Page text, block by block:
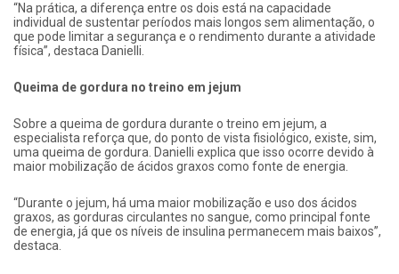
“Na prática, a diferença entre os dois está na capacidade
individual de sustentar períodos mais longos sem alimentação, o
que pode limitar a segurança e o rendimento durante a atividade
física”, destaca Danielli.
Queima de gordura no treino em jejum
Sobre a queima de gordura durante o treino em jejum, a
especialista reforça que, do ponto de vista fisiológico, existe, sim,
uma queima de gordura. Danielli explica que isso ocorre devido à
maior mobilização de ácidos graxos como fonte de energia.
“Durante o jejum, há uma maior mobilização e uso dos ácidos
graxos, as gorduras circulantes no sangue, como principal fonte
de energia, já que os níveis de insulina permanecem mais baixos”,
destaca.